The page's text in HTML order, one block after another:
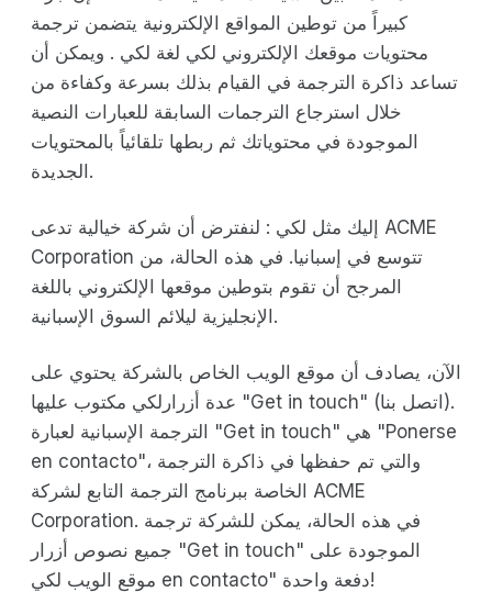
كبيراً من توطين المواقع الإلكترونية يتضمن ترجمة
محتويات موقعك الإلكتروني لكي لغة لكي . ويمكن أن
تساعد ذاكرة الترجمة في القيام بذلك بسرعة وكفاءة من
خلال استرجاع الترجمات السابقة للعبارات النصية
الموجودة في محتوياتك ثم ربطها تلقائياً بالمحتويات
الجديدة.
إليك مثل لكي : لنفترض أن شركة خيالية تدعى ACME
Corporation تتوسع في إسبانيا. في هذه الحالة، من
المرجح أن تقوم بتوطين موقعها الإلكتروني باللغة
الإنجليزية ليلائم السوق الإسبانية.
الآن، يصادف أن موقع الويب الخاص بالشركة يحتوي على
عدة أزرارلكي مكتوب عليها "Get in touch" (اتصل بنا).
الترجمة الإسبانية لعبارة "Get in touch" هي "Ponerse
en contacto"، والتي تم حفظها في ذاكرة الترجمة
الخاصة ببرنامج الترجمة التابع لشركة ACME
Corporation. في هذه الحالة، يمكن للشركة ترجمة
جميع نصوص أزرار "Get in touch" الموجودة على
موقع الويب لكي en contacto" دفعة واحدة!